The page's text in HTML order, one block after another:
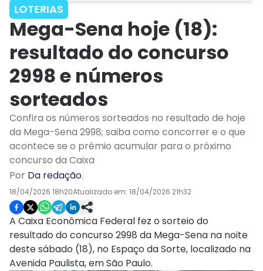
LOTERIAS
Mega-Sena hoje (18):
resultado do concurso
2998 e números
sorteados
Confira os números sorteados no resultado de hoje
da Mega-Sena 2998; saiba como concorrer e o que
acontece se o prêmio acumular para o próximo
concurso da Caixa
Por Da redação.
18/04/2026 18h20Atualizado em: 18/04/2026 21h32
A Caixa Econômica Federal fez o sorteio do
resultado do concurso 2998 da Mega-Sena na noite
deste sábado (18), no Espaço da Sorte, localizado na
Avenida Paulista, em São Paulo.